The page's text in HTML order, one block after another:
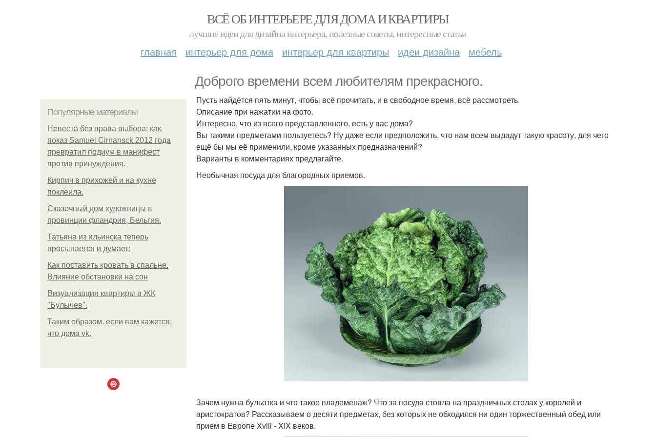
ВСЁ ОБ ИНТЕРЬЕРЕ ДЛЯ ДОМА И КВАРТИРЫ
лучшие идеи для дизайна интерьера, полезные советы, интересные статьи
главная интерьер для дома интерьер для квартиры идеи дизайна мебель
Доброго времени всем любителям прекрасного.
Популярные материалы
Невеста без права выбора: как
показ Samuel Cirnansck 2012 года
превратил подиум в манифест
против принуждения.
Кирпич в прихожей и на кухне
поклеила.
Сказочный дом художницы в
провинции фландрия, Бельгия.
Татьяна из ильинска теперь
просыпается и думает:
Как поставить кровать в спальне.
Влияние обстановки на сон
Визуализация квартиры в ЖК
"Булычев".
Таким образом, если вам кажется,
что дома vk.
Пусть найдётся пять минут, чтобы всё прочитать, и в свободное время, всё рассмотреть.
Описание при нажатии на фото.
Интересно, что из всего представленного, есть у вас дома?
Вы такими предметами пользуетесь? Ну даже если предположить, что нам всем выдадут такую красоту, для чего
ещё бы мы её применили, кроме указанных предназначений?
Варианты в комментариях предлагайте.
Необычная посуда для благородных приемов.
Зачем нужна бульотка и что такое пладеменаж? Что за посуда стояла на праздничных столах у королей и
аристократов? Рассказываем о десяти предметах, без которых не обходился ни один торжественный обед или
прием в Европе Xviii - XIX веков.